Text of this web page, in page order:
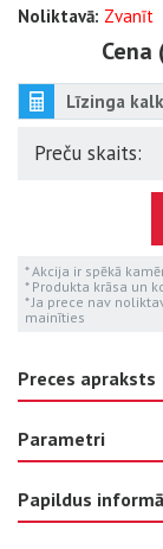
Noliktavā: Zvanīt
Cena
Līzinga
Preču skaits:
* Akcija ir spēkā
* Produkta krāsa un
* Ja prece nav
mainīties
Preces apraksts
Parametri
Papildus